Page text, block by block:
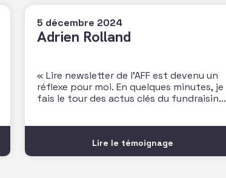
5 décembre 2024
Adrien Rolland
« Lire newsletter de l’AFF est devenu un
réflexe pour moi. En quelques minutes, je
fais le tour des actus clés du fundraising,
connecté au secteur ! Un vrai plus dans
mon quotidien
Lire le témoignage